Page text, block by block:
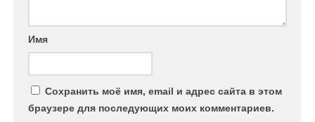
Имя
Сохранить моё имя, email и адрес сайта в этом
браузере для последующих моих комментариев.